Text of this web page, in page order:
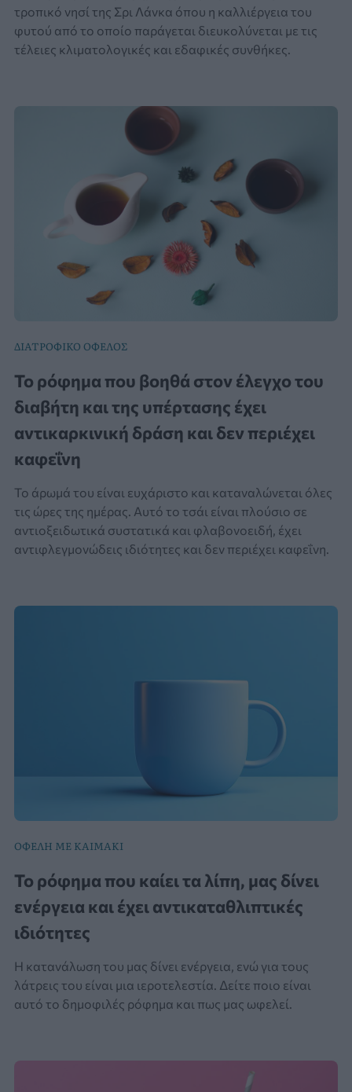
τροπικό νησί της Σρι Λάνκα όπου η καλλιέργεια του
φυτού από το οποίο παράγεται διευκολύνεται με τις
τέλειες κλιματολογικές και εδαφικές συνθήκες.
ΔΙΑΤΡΟΦΙΚΟ ΟΦΕΛΟΣ
Το ρόφημα που βοηθά στον έλεγχο του
διαβήτη και της υπέρτασης έχει
αντικαρκινική δράση και δεν περιέχει
καφεΐνη
Το άρωμά του είναι ευχάριστο και καταναλώνεται όλες
τις ώρες της ημέρας. Αυτό το τσάι είναι πλούσιο σε
αντιοξειδωτικά συστατικά και φλαβονοειδή, έχει
αντιφλεγμονώδεις ιδιότητες και δεν περιέχει καφεΐνη.
ΟΦΕΛΗ ΜΕ ΚΑΙΜΑΚΙ
Το ρόφημα που καίει τα λίπη, μας δίνει
ενέργεια και έχει αντικαταθλιπτικές
ιδιότητες
Η κατανάλωση του μας δίνει ενέργεια, ενώ για τους
λάτρεις του είναι μια ιεροτελεστία. Δείτε ποιο είναι
αυτό το δημοφιλές ρόφημα και πως μας ωφελεί.